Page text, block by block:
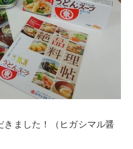
きました！（ヒガシマル醤